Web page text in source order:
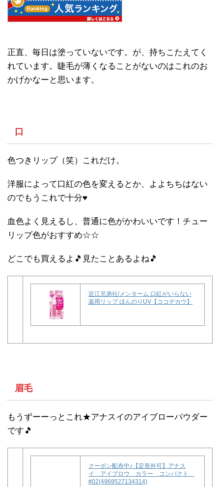
正直、毎日は塗っていないです。が、持ちこたえてく
れています。睫毛が薄くなることがないのはこれのお
かげかなーと思います。
口
色つきリップ（笑）これだけ。
洋服によって口紅の色を変えるとか、よよちちはない
のでもうこれで十分♥
血色よく見えるし、普通に色がかわいいです！チュー
リップ色がおすすめ☆☆
どこでも買えるよ🎵見たことあるよね🎵
近江兄弟社/メンターム 口紅がいらない
薬用リップ ほんのりUV【ココデカウ】
眉毛
もうずーーっとこれ★アナスイのアイブローパウダー
です🎵
クーポン配布中♪【定形外可】アナス
イ アイブロウ カラー コンパクト
#02(4969527134314)